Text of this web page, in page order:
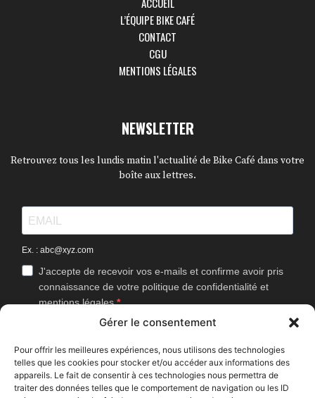
Gérer le consentement
Pour offrir les meilleures expériences, nous utilisons des technologies
telles que les cookies pour stocker et/ou accéder aux informations des
appareils. Le fait de consentir à ces technologies nous permettra de
traiter des données telles que le comportement de navigation ou les ID
L’ÉQUIPE BIKE CAFÉ
CONTACT
CGU
MENTIONS LÉGALES
NEWSLETTER
Retrouvez tous les lundis matin l'actualité de Bike Café dans votre
boîte aux lettres.
Ex. : abc@xyz.com
J'accepte de recevoir vos e-mails et confirme avoir pris
connaissance de votre politique de confidentialité et
mentions légales.
Vous pouvez vous désinscrire à tout moment en cliquant sur le lien
J'accepte que Bike Café mesure l'ouverture des
newsletters afin d'améliorer les contenus proposés.